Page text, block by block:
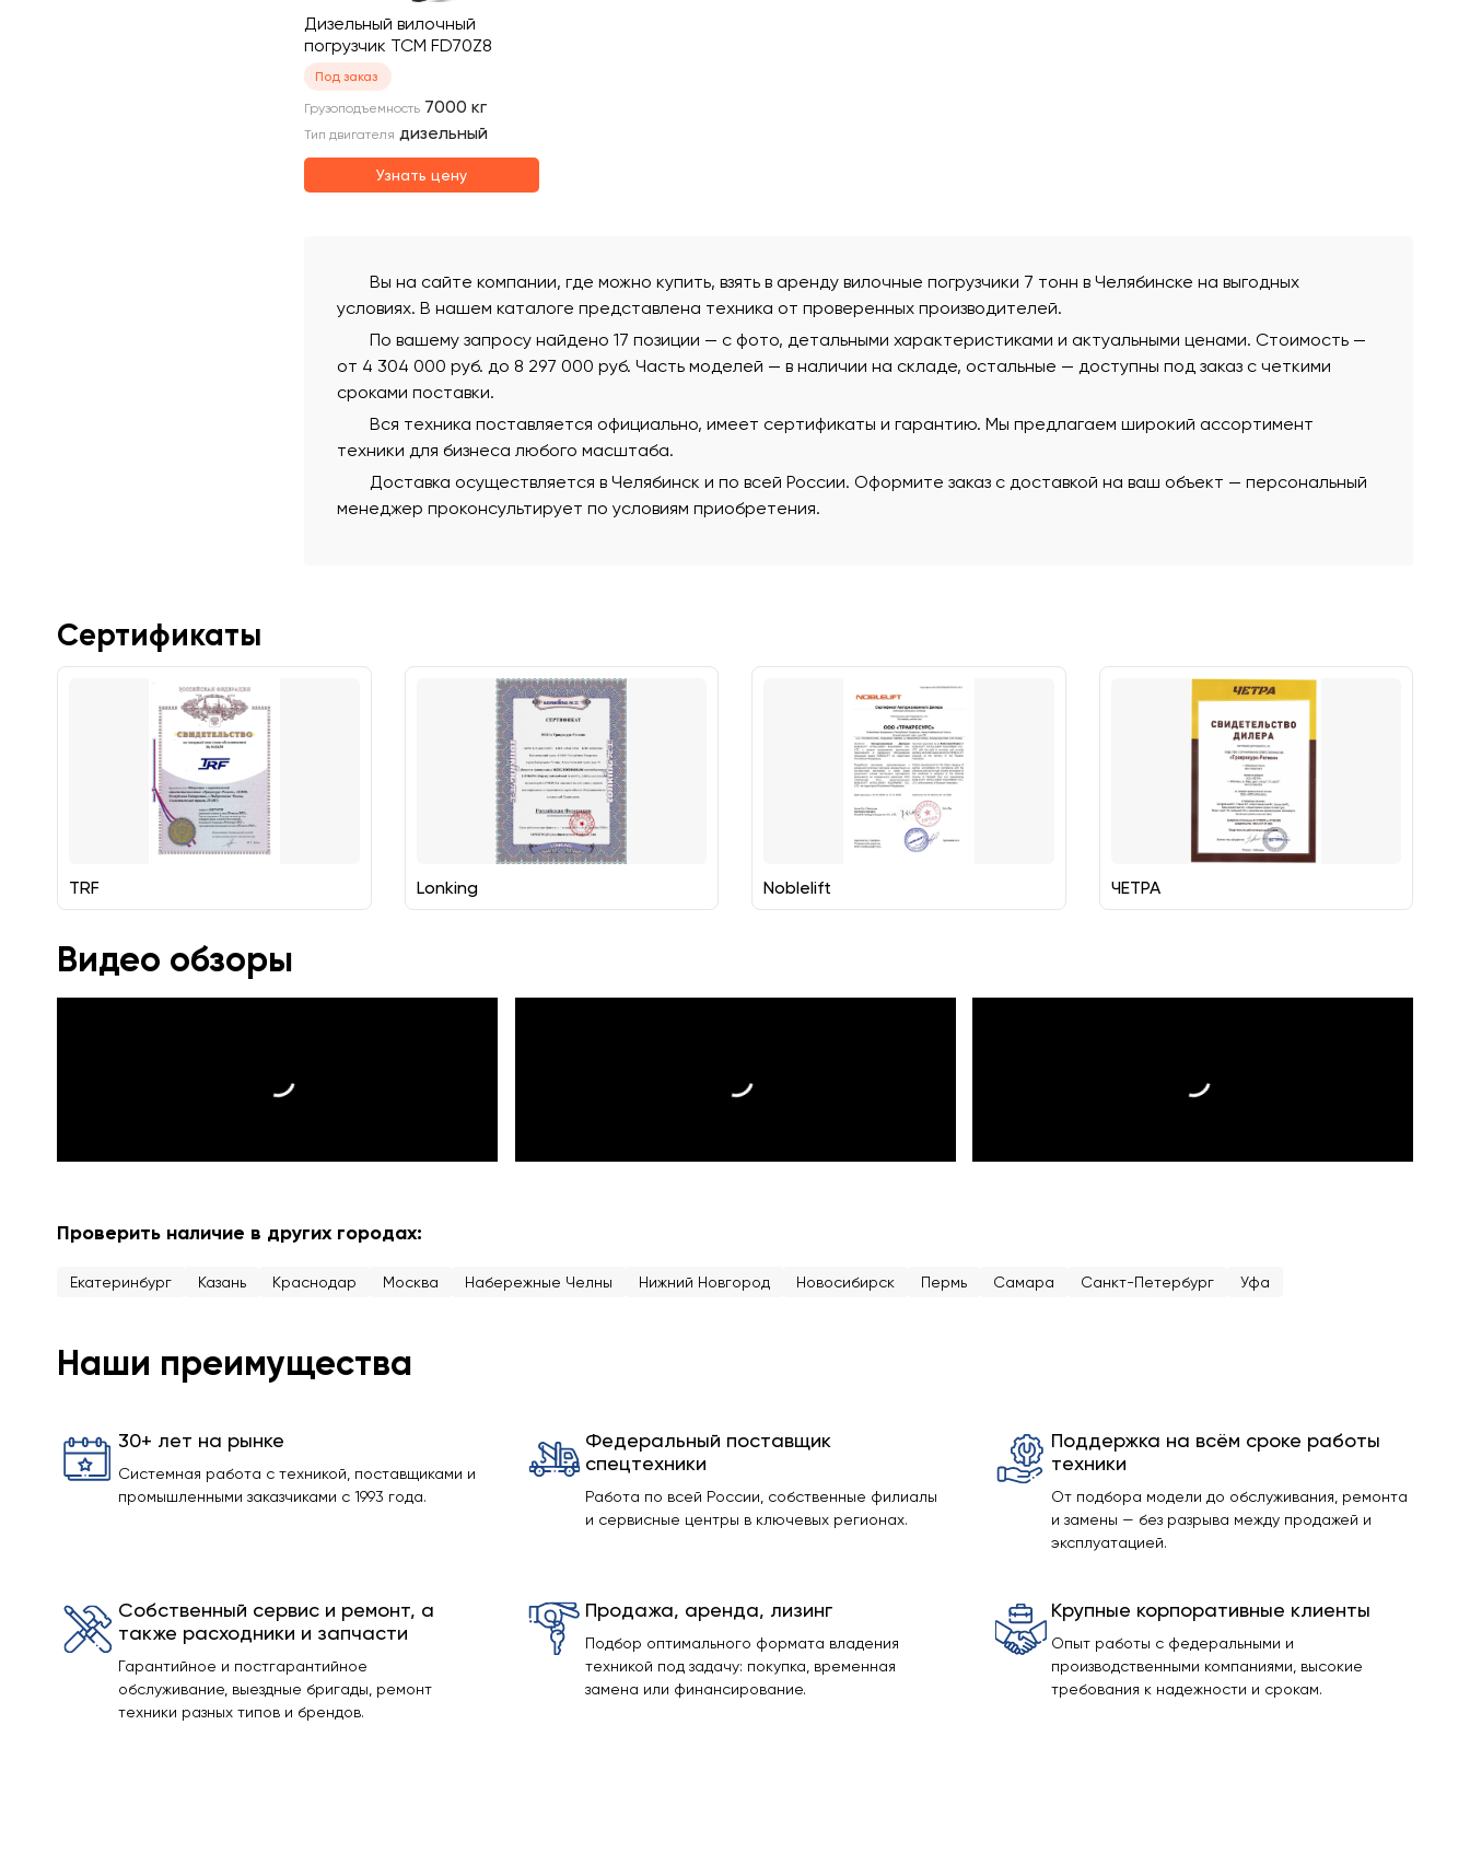
Дизельный вилочный
погрузчик TCM FD70Z8
Под заказ
Грузоподъемность 7000 кг
Тип двигателя дизельный
Узнать цену
Вы на сайте компании, где можно купить, взять в аренду вилочные погрузчики 7 тонн в Челябинске на выгодных
условиях. В нашем каталоге представлена техника от проверенных производителей.
По вашему запросу найдено 17 позиции — с фото, детальными характеристиками и актуальными ценами. Стоимость —
от 4 304 000 руб. до 8 297 000 руб. Часть моделей — в наличии на складе, остальные — доступны под заказ с четкими
сроками поставки.
Вся техника поставляется официально, имеет сертификаты и гарантию. Мы предлагаем широкий ассортимент
техники для бизнеса любого масштаба.
Доставка осуществляется в Челябинск и по всей России. Оформите заказ с доставкой на ваш объект — персональный
менеджер проконсультирует по условиям приобретения.
Сертификаты
TRF Lonking Noblelift ЧЕТРА
Видео обзоры
Проверить наличие в других городах:
Екатеринбург Казань Краснодар Москва Набережные Челны Нижний Новгород Новосибирск Пермь Самара Санкт-Петербург Уфа
Наши преимущества
30+ лет на рынке
Системная работа с техникой, поставщиками и
промышленными заказчиками с 1993 года.
Федеральный поставщик
спецтехники
Работа по всей России, собственные филиалы
и сервисные центры в ключевых регионах.
Поддержка на всём сроке работы
техники
От подбора модели до обслуживания, ремонта
и замены — без разрыва между продажей и
эксплуатацией.
Собственный сервис и ремонт, а
также расходники и запчасти
Гарантийное и постгарантийное
обслуживание, выездные бригады, ремонт
техники разных типов и брендов.
Продажа, аренда, лизинг
Подбор оптимального формата владения
техникой под задачу: покупка, временная
замена или финансирование.
Крупные корпоративные клиенты
Опыт работы с федеральными и
производственными компаниями, высокие
требования к надежности и срокам.